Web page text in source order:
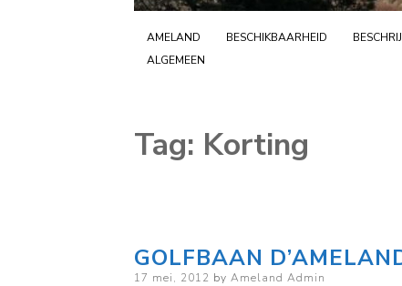
AMELAND BESCHIKBAARHEID
ALGEMEEN
Tag: Korting
GOLFBAAN
Posted
17 mei, 2012 by Ameland Admin